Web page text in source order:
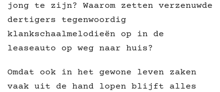
jong te zijn? Waarom zetten verzenuwde
dertigers tegenwoordig
klankschaalmelodieën op in de
leaseauto op weg naar huis?
Omdat ook in het gewone leven zaken
vaak uit de hand lopen blijft alles